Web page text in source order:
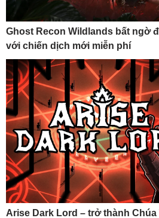
Ghost Recon Wildlands bất ngờ
với chiến dịch mới miễn phí
Arise Dark Lord – trở thành Chúa